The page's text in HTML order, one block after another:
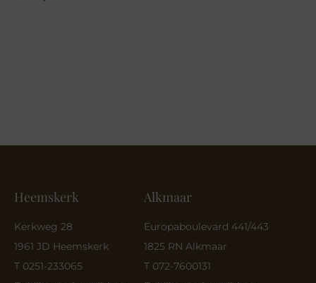
Heemskerk
Kerkweg 28
1961 JD Heemskerk
T 0251-233065
Alkmaar
Europaboulevard 441/443
1825 RN Alkmaar
T 072-7600131